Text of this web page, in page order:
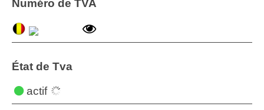
Numéro de TVA
État de Tva
actif